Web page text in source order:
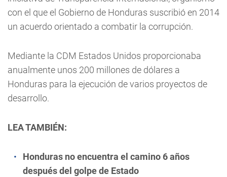
con el que el Gobierno de Honduras suscribió en 2014
un acuerdo orientado a combatir la corrupción.
Mediante la CDM Estados Unidos proporcionaba
anualmente unos 200 millones de dólares a
Honduras para la ejecución de varios proyectos de
desarrollo.
LEA TAMBIÉN:
Honduras no encuentra el camino 6 años
después del golpe de Estado